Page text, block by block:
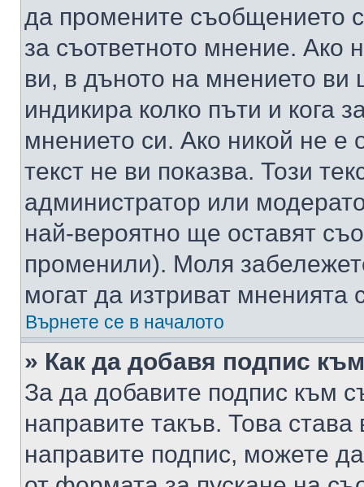
да промените съобщението
за съответното мнение. Ако
ви, в дъното на мнението ви
индикира колко пъти и кога
мнението си. Ако никой не е
текст не ви показва. Този
администратор или
най-вероятно ще оставят
променили). Моля
могат да изтриват мненията
Върнете се в началото
» Как да добавя подпис
За да добавите подпис към
направите такъв. Това
направите подпис, можете